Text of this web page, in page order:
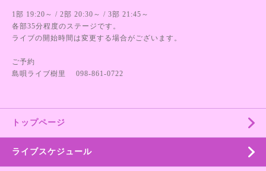
1部 19:20～ / 2部 20:30～ / 3部 21:45～
各部35分程度のステージです。
ライブの開始時間は変更する場合がございます。
ご予約
島唄ライブ樹里 098-861-0722
トップページ
ライブスケジュール